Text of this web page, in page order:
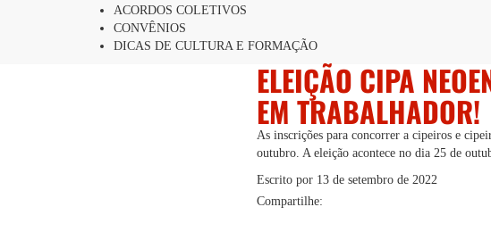
ACORDOS COLETIVOS
CONVÊNIOS
DICAS DE CULTURA E FORMAÇÃO
ELEIÇÃO CIPA
EM TRABALHADOR!
As inscrições para concorrer a cipeiros e
outubro. A eleição acontece no dia 25 de
Escrito por 13 de setembro de 2022
Compartilhe: